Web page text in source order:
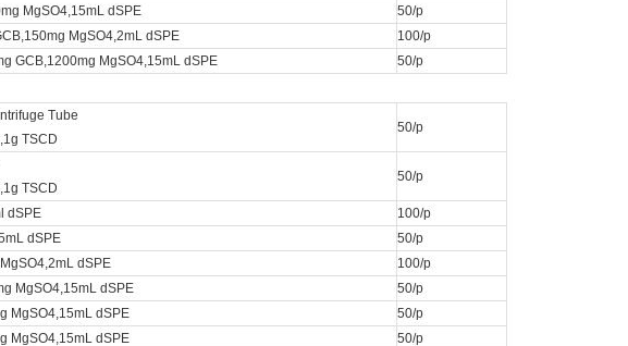
MgSO4,15mL dSPE
50/p
MgSO4,2mL dSPE
100/p
GCB,1200mg MgSO4,15mL dSPE 50/p
Tube
TSCD
50/p
TSCD
50/p
dSPE
100/p
dSPE
50/p
dSPE
100/p
MgSO4,15mL dSPE
50/p
MgSO4,15mL dSPE
50/p
MgSO4,15mL dSPE 50/p